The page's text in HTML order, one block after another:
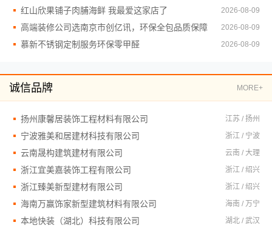
红山欣果铺子肉脯海鲜 我最爱这家店了 2026-08-09
高端装修公司选南京市创亿讯，环保全包品质保障 2026-08-09
慕新不锈钢定制服务环保零甲醛 2026-08-09
诚信品牌 MORE+
扬州康馨居装饰工程材料有限公司 江苏 / 扬州
宁波雅美和居建材科技有限公司 浙江 / 宁波
云南晟构建筑建材有限公司 云南 / 大理
浙江宜美嘉装饰工程有限公司 浙江 / 绍兴
浙江臻美新型建材有限公司 浙江 / 绍兴
海南万赢饰家新型建筑材料有限公司 海南 / 万宁
本地快装（湖北）科技有限公司 湖北 / 武汉